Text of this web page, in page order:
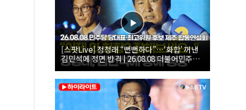
[스팟Live] 정청래 “뻔뻔하다”…‘화합’ 꺼낸
김민석에 정면 반격 | 26.08.08 더불어민주당
당대표·최고위원 후보 제주 합동연설회